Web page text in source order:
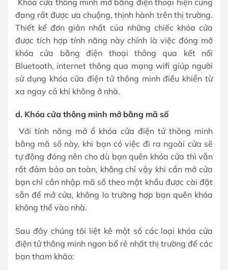
đang rất được ưa chuộng, thịnh hành trên thị trường.
Thiết kế đơn giản nhất của những chiếc khóa cửa
được tích hợp tính năng này chính là việc đóng mở
khóa cửa bằng điện thoại thông qua kết nối
Bluetooth, internet thông qua mạng wifi giúp người
sử dụng khóa cửa điện tử thông minh điều khiển từ
xa ngay cả khi không ở nhà.
d. Khóa cửa thông minh mở bằng mã số
Với tính năng mở ổ khóa cửa điện tử thông minh
bằng mã số này, khi bạn có việc đi ra ngoài cửa sẽ
tự động đóng nên cho dù bạn quên khóa cửa thì vẫn
rất đảm bảo an toàn, không chỉ vậy khi cần mở cửa
bạn chỉ cần nhập mã số theo mật khẩu được cài đặt
sẵn để mở cửa, không lo trường hợp bạn quên khóa
không thể vào nhà.
Sau đây chúng tôi liệt kê một số các loại khóa cửa
điện tử thông minh ngon bổ rẻ nhất thị trường để các
bạn tham khảo: